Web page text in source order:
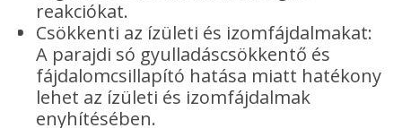
reakciókat.
Csökkenti az ízületi és izomfájdalmakat:
A parajdi só gyulladáscsökkentő és
fájdalomcsillapító hatása miatt hatékony
lehet az ízületi és izomfájdalmak
enyhítésében.